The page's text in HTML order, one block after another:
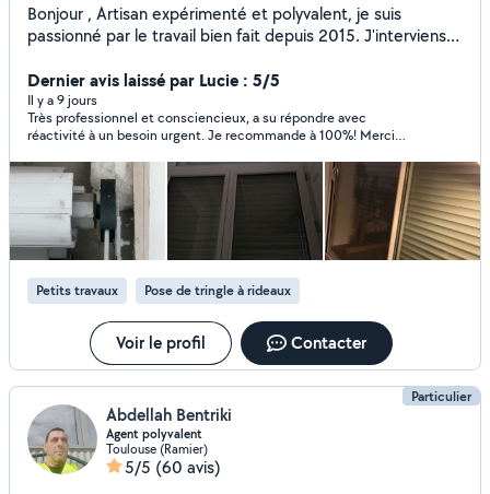
Bonjour , Artisan expérimenté et polyvalent, je suis
passionné par le travail bien fait depuis 2015. J'interviens
domicile. **Domaines d'intervention :** /*Volets roulants,
portes de garage, rideaux métalliques : dépannage,
motorisation, modernisation, remplacement à neuf,
diagnostic gratuit sur place. **Travaux & rénovations :**
Électricité, plomberie ; placoplâtre, enduit, peinture,
carrelage, faïence ; parquet, papier peint, finitions diverses
; conception/fabrication sur mesure de meubles et
aménagements intérieurs. **Autres services :** Réparation
informatique, électrique, électronique, électroménager ;
travaux de jardinage et extérieur ; aide au déménagement
et petits travaux divers. **Comment ça se passe ?**
Déplacement et diagnostic gratuits. Présentation d'un
devis clair et honnête. Réparation immédiate ou
commande des pièces nécessaires. Travail soigné à prix
raisonnable, pour que chacun s'y retrouve.
Dernier avis laissé par Lucie : 5/5
Il y a 9 jours
Très professionnel et consciencieux, a su répondre avec
réactivité à un besoin urgent. Je recommande à 100%! Merci
Petits travaux Pose de tringle à rideaux
Voir le profil Contacter
Particulier
Abdellah Bentriki
Agent polyvalent
Toulouse (Ramier)
5/5 (60 avis)